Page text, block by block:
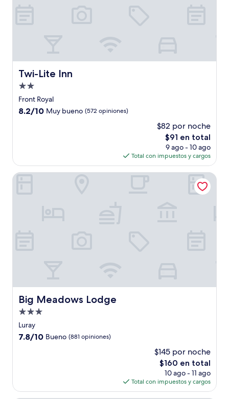
Twi-Lite Inn
Twi-Lite Inn
Propiedad
de
2.0
Front Royal
8.2
opiniones)
8.2/10 Muy bueno (572 opiniones)
$82 por noche
El
precio
actual
es
de
$91 en total
9 ago - 10 ago
Total con impuestos y cargos
Big Meadows Lodge
Big Meadows Lodge
Propiedad
de
3.0
Luray
7.8
7.8/10 Bueno (881 opiniones)
$145 por noche
El
precio
actual
es
$160 en total
10 ago - 11 ago
Total con impuestos y cargos
Big Meadows Lodge